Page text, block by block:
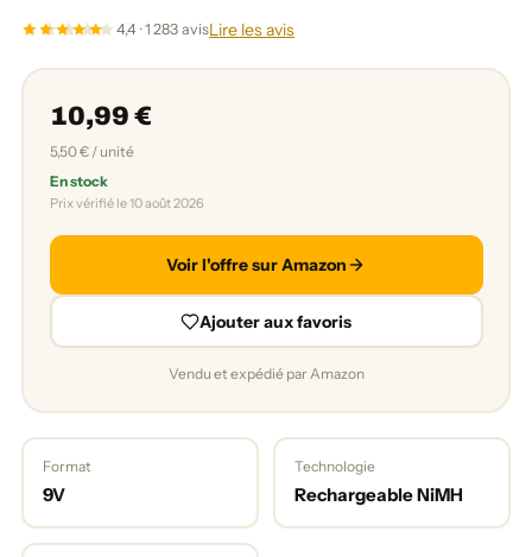
4,4 · 1 283 avisLire les avis
10,99 €
5,50 € / unité
En stock
Prix vérifié le 10 août 2026
Voir l'offre sur Amazon
Ajouter aux favoris
Vendu et expédié par Amazon
Format
9V
Technologie
Rechargeable NiMH